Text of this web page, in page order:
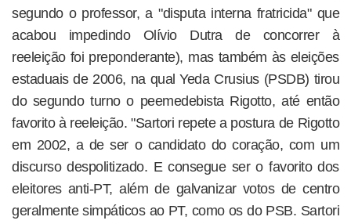
segundo o professor, a "disputa interna fratricida" que
acabou impedindo Olívio Dutra de concorrer à
reeleição foi preponderante), mas também às eleições
estaduais de 2006, na qual Yeda Crusius (PSDB) tirou
do segundo turno o peemedebista Rigotto, até então
favorito à reeleição. "Sartori repete a postura de Rigotto
em 2002, a de ser o candidato do coração, com um
discurso despolitizado. E consegue ser o favorito dos
eleitores anti-PT, além de galvanizar votos de centro
geralmente simpáticos ao PT, como os do PSB. Sartori